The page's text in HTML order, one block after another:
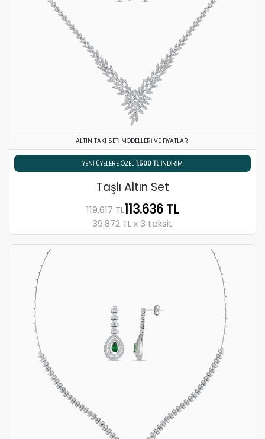
ALTIN TAKI SETI MODELLERI VE FIYATLARI
% 5 HAVALE / EFT İNDIRIMI
Taşlı Altın Set
119.617 TL113.636 TL
39.872 TL x 3 taksit